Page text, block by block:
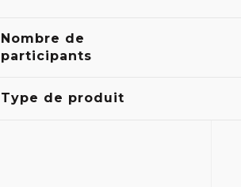
Nombre de
participants
Type de produit